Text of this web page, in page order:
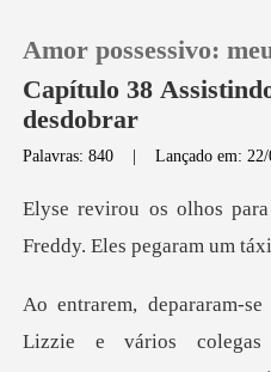
Loja
Histórico
Amor possessivo:
Capítulo 38
desdobrar
Palavras: 840 |Lançado em:
Freddy. Eles pegara
Lizzie e vários colegas